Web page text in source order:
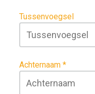
Tussenvoegsel
Achternaam